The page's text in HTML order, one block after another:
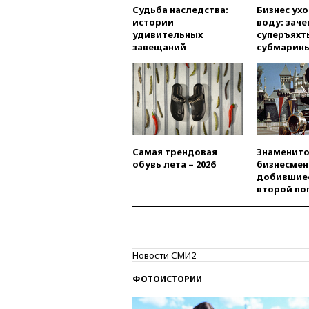
Судьба наследства:
истории
удивительных
завещаний
Бизнес
воду:
Самая трендовая
обувь лета – 2026
второй
Новости СМИ2
ФОТОИСТОРИИ